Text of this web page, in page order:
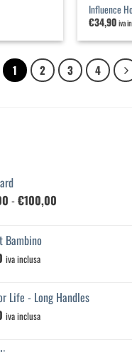
Influence
€34,90iva
1 2 3 4
-€100,00
€100,00
Bambino
iva inclusa
Life - Long Handles
iva inclusa